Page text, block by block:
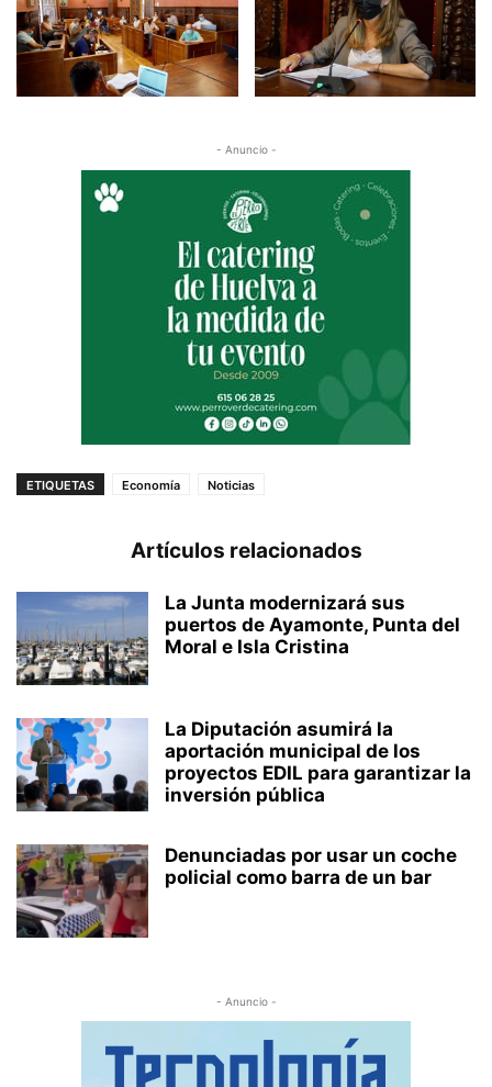
- Anuncio -
ETIQUETAS Economía Noticias
Artículos relacionados
La Junta modernizará sus
puertos de Ayamonte, Punta del
Moral e Isla Cristina
La Diputación asumirá la
aportación municipal de los
proyectos EDIL para garantizar la
inversión pública
Denunciadas por usar un coche
policial como barra de un bar
- Anuncio -